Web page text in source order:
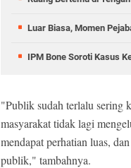
Luar Biasa, Momen
IPM Bone Soroti Kasus
"Publik sudah terlalu sering
masyarakat tidak lagi
mendapat perhatian luas,
publik," tambahnya.